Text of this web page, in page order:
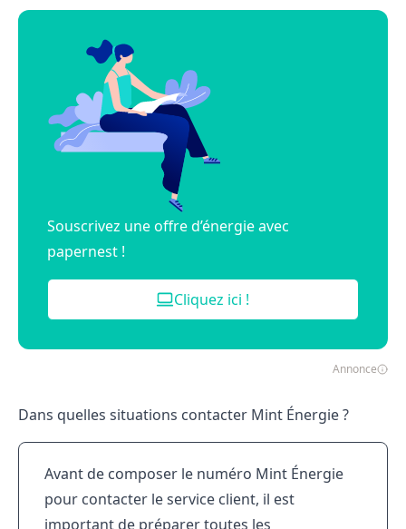
Souscrivez une offre d’énergie avec
papernest !
Cliquez ici !
Annonce
Dans quelles situations contacter Mint Énergie ?
Avant de composer le numéro Mint Énergie
pour contacter le service client, il est
important de préparer toutes les